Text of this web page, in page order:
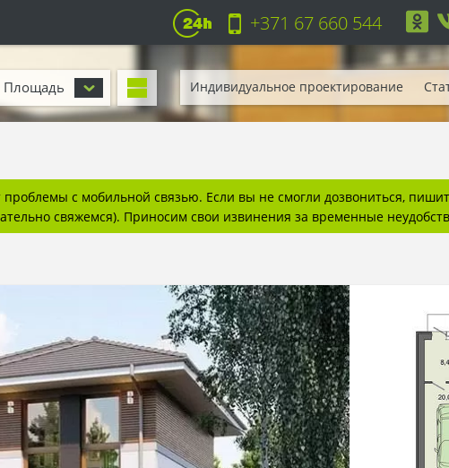
+371 67 660 544
Площадь Индивидуальное проектирование
с мобильной связью. Если вы не смогли дозвониться,
свяжемся). Приносим свои извинения за временные